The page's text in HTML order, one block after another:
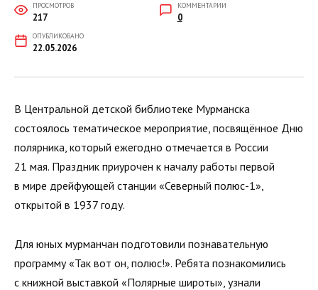
ПРОСМОТРОВ
217
КОММЕНТАРИИ
0
ОПУБЛИКОВАНО
22.05.2026
В Центральной детской библиотеке Мурманска
состоялось тематическое мероприятие, посвящённое Дню
полярника, который ежегодно отмечается в России
21 мая. Праздник приурочен к началу работы первой
в мире дрейфующей станции «Северный полюс-1»,
открытой в 1937 году.
Для юных мурманчан подготовили познавательную
программу «Так вот он, полюс!». Ребята познакомились
с книжной выставкой «Полярные широты», узнали